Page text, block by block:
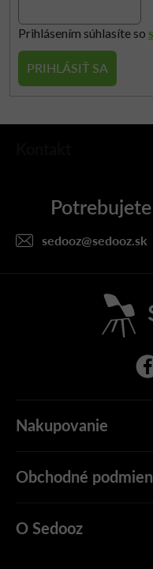
Prihlásením súhlasíte so
PRIHLÁSIŤ SA
Z
sedooz@sedooz.sk
Nakupovanie
Obchodné
O Sedooz